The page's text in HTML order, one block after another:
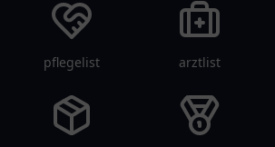
pflegelist arztlist